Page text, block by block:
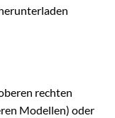
rechten
Modellen) oder